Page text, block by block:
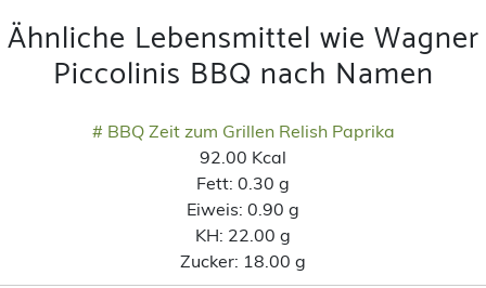
Ähnliche Lebensmittel wie Wagner
Piccolinis BBQ nach Namen
# BBQ Zeit zum Grillen Relish Paprika
92.00 Kcal
Fett: 0.30 g
Eiweis: 0.90 g
KH: 22.00 g
Zucker: 18.00 g